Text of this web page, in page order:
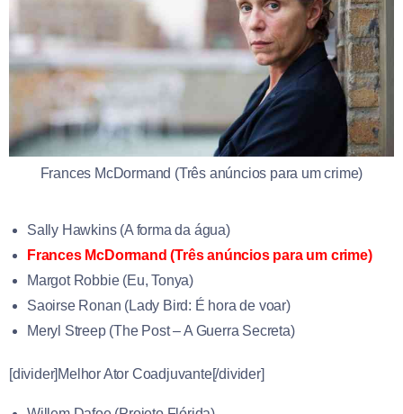
Frances McDormand (Três anúncios para um crime)
Sally Hawkins (A forma da água)
Frances McDormand (Três anúncios para um crime)
Margot Robbie (Eu, Tonya)
Saoirse Ronan (Lady Bird: É hora de voar)
Meryl Streep (The Post – A Guerra Secreta)
[divider]Melhor Ator Coadjuvante[/divider]